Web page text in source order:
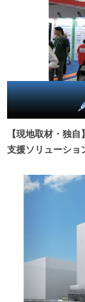
【現地取材・独
支援ソリューショ